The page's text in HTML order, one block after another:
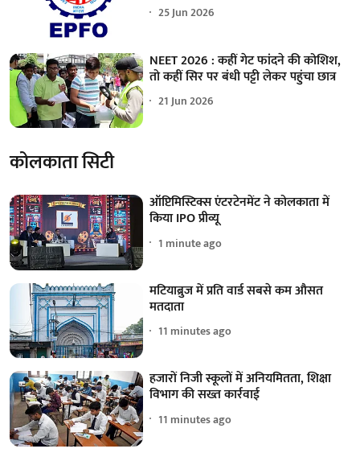
25 Jun 2026
NEET 2026 : कहीं गेट फांदने की कोशिश,
तो कहीं सिर पर बंधी पट्टी लेकर पहुंचा छात्र
21 Jun 2026
कोलकाता सिटी
ऑप्टिमिस्टिक्स एंटरटेनमेंट ने कोलकाता में
किया IPO प्रीव्यू
1 minute ago
मटियाब्रुज में प्रति वार्ड सबसे कम औसत
मतदाता
11 minutes ago
हजारों निजी स्कूलों में अनियमितता, शिक्षा
विभाग की सख्त कार्रवाई
11 minutes ago